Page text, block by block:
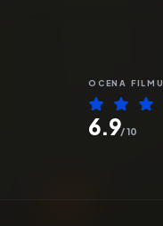
OCENA FILMU
6.9/ 10